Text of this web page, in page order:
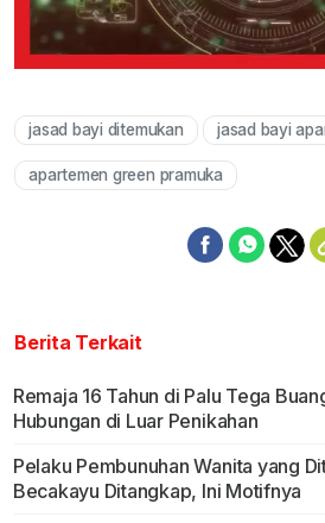
jasad bayi ditemukan jasad bayi
apartemen green pramuka
Berita Terkait
Remaja 16 Tahun di Palu Tega
Hubungan di Luar Penikahan
Pelaku Pembunuhan Wanita yang
Becakayu Ditangkap, Ini Motifnya